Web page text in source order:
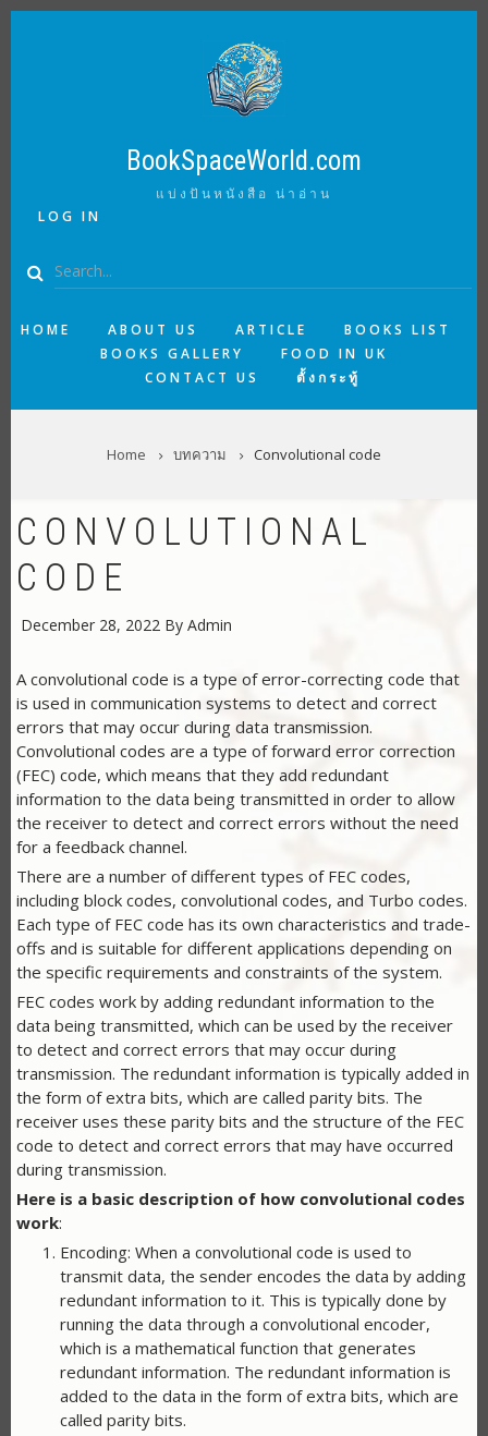
Skip
BookSpaceWorld.com
แบ่งปันหนังสือ น่าอ่าน
USER
LOG IN
Search
MAIN
NAVIGATION
HOME ABOUT US ARTICLE
BOOKS LIST
BOOKS GALLERY
FOOD IN UK
CONTACT US
ตั้งกระทู้
Home บทความ Convolutional code
CONVOLUTIONAL
CODE
December 28, 2022 By Admin
A convolutional code is a type of error-correcting code that
is used in communication systems to detect and correct
errors that may occur during data transmission.
Convolutional codes are a type of forward error correction
(FEC) code, which means that they add redundant
information to the data being transmitted in order to allow
the receiver to detect and correct errors without the need
for a feedback channel.
There are a number of different types of FEC codes,
including block codes, convolutional codes, and Turbo codes.
Each type of FEC code has its own characteristics and trade-
offs and is suitable for different applications depending on
the specific requirements and constraints of the system.
FEC codes work by adding redundant information to the
data being transmitted, which can be used by the receiver
to detect and correct errors that may occur during
transmission. The redundant information is typically added in
the form of extra bits, which are called parity bits. The
receiver uses these parity bits and the structure of the FEC
code to detect and correct errors that may have occurred
during transmission.
Here is a basic description of how convolutional codes
work:
Encoding: When a convolutional code is used to
transmit data, the sender encodes the data by adding
redundant information to it. This is typically done by
running the data through a convolutional encoder,
which is a mathematical function that generates
redundant information. The redundant information is
added to the data in the form of extra bits, which are
called parity bits.